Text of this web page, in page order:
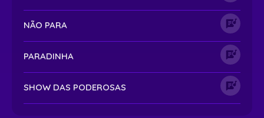
NÃO PARA
PARADINHA
SHOW DAS PODEROSAS